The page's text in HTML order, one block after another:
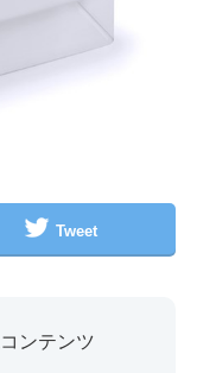
Tweet
ンテンツ